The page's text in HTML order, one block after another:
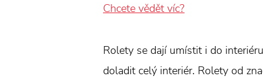
Chcete vědět víc?
Rolety se dají umístit i do
doladit celý interiér. Rolety od